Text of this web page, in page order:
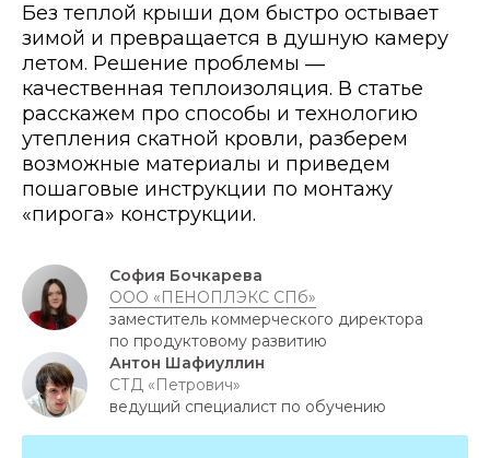
София Бочкарева
ООО «ПЕНОПЛЭКС СПб»
заместитель коммерческого директора
по продуктовому развитию
Антон Шафиуллин
СТД «Петрович»
ведущий специалист по обучению
Без теплой крыши дом быстро остывает
зимой и превращается в душную камеру
летом. Решение проблемы ―
качественная теплоизоляция. В статье
расскажем про способы и технологию
утепления скатной кровли, разберем
возможные материалы и приведем
пошаговые инструкции по монтажу
«пирога» конструкции.